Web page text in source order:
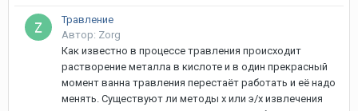
Травление
Автор: Zorg
Как известно в процессе травления происходит
растворение металла в кислоте и в один прекрасный
момент ванна травления перестаёт работать и её надо
менять. Существуют ли методы х или э/х извлечения